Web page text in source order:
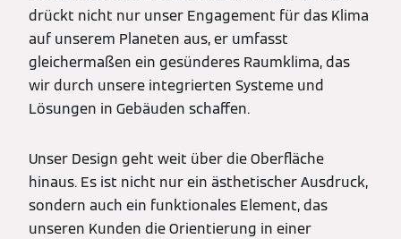
drückt nicht nur unser Engagement für das Klima
auf unserem Planeten aus, er umfasst
gleichermaßen ein gesünderes Raumklima, das
wir durch unsere integrierten Systeme und
Lösungen in Gebäuden schaffen.
Unser Design geht weit über die Oberfläche
hinaus. Es ist nicht nur ein ästhetischer Ausdruck,
sondern auch ein funktionales Element, das
unseren Kunden die Orientierung in einer